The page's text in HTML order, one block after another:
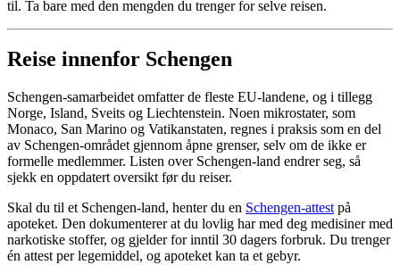
til. Ta bare med den mengden du trenger for selve reisen.
Reise innenfor Schengen
Schengen-samarbeidet omfatter de fleste EU-landene, og i tillegg
Norge, Island, Sveits og Liechtenstein. Noen mikrostater, som
Monaco, San Marino og Vatikanstaten, regnes i praksis som en del
av Schengen-området gjennom åpne grenser, selv om de ikke er
formelle medlemmer. Listen over Schengen-land endrer seg, så
sjekk en oppdatert oversikt før du reiser.
Skal du til et Schengen-land, henter du en Schengen-attest på
apoteket. Den dokumenterer at du lovlig har med deg medisiner med
narkotiske stoffer, og gjelder for inntil 30 dagers forbruk. Du trenger
én attest per legemiddel, og apoteket kan ta et gebyr.